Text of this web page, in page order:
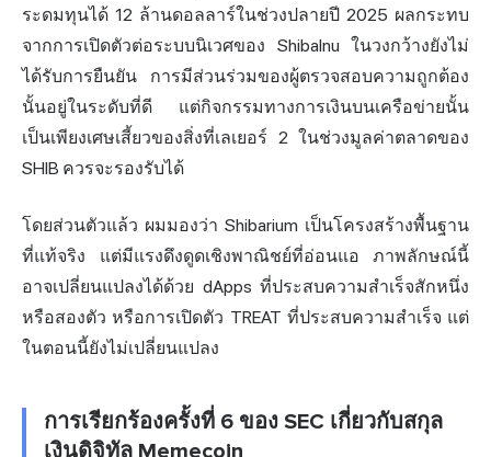
ระดมทุนได้ 12 ล้านดอลลาร์ในช่วงปลายปี 2025 ผลกระทบ
จากการเปิดตัวต่อระบบนิเวศของ ShibaInu ในวงกว้างยังไม่
ได้รับการยืนยัน การมีส่วนร่วมของผู้ตรวจสอบความถูกต้อง
นั้นอยู่ในระดับที่ดี แต่กิจกรรมทางการเงินบนเครือข่ายนั้น
เป็นเพียงเศษเสี้ยวของสิ่งที่เลเยอร์ 2 ในช่วงมูลค่าตลาดของ
SHIB ควรจะรองรับได้
โดยส่วนตัวแล้ว ผมมองว่า Shibarium เป็นโครงสร้างพื้นฐาน
ที่แท้จริง แต่มีแรงดึงดูดเชิงพาณิชย์ที่อ่อนแอ ภาพลักษณ์นี้
อาจเปลี่ยนแปลงได้ด้วย dApps ที่ประสบความสำเร็จสักหนึ่ง
หรือสองตัว หรือการเปิดตัว TREAT ที่ประสบความสำเร็จ แต่
ในตอนนี้ยังไม่เปลี่ยนแปลง
การเรียกร้องครั้งที่ 6 ของ SEC เกี่ยวกับสกุล
เงินดิจิทัล Memecoin